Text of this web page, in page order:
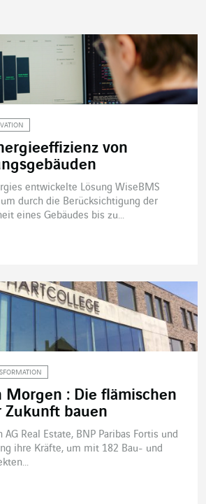
von
entwickelte Lösung WiseBMS
durch die Berücksichtigung der
eines Gebäudes bis zu...
Morgen : Die flämischen
Zukunft bauen
AG Real Estate, BNP Paribas Fortis und
ihre Kräfte, um mit 182 Bau- und